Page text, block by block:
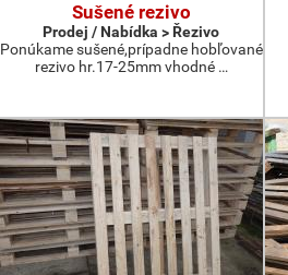
Sušené rezivo
Prodej / Nabídka > Řezivo
Ponúkame sušené,prípadne hobľované
rezivo hr.17-25mm vhodné …